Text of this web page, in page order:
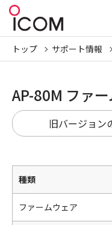
トップ サポート情報
AP-80M ファ
旧バージョン
種類
ファームウェア